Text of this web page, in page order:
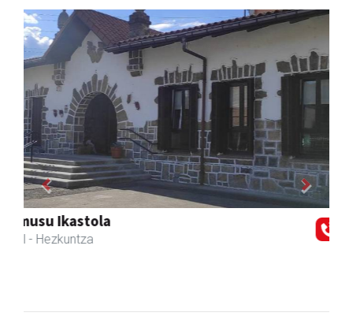
Zizurkilgo Udala
Zizurkil - Udaletxeak
Previous Next